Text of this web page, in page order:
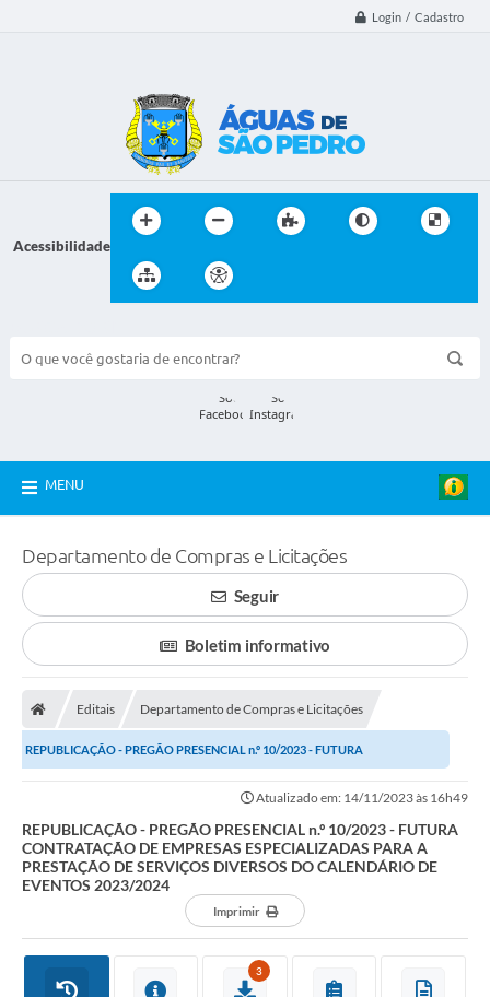
Login / Cadastro
Acessibilidade
MENU
Departamento de Compras e Licitações
Seguir
Boletim informativo
Editais Departamento de Compras e Licitações
REPUBLICAÇÃO - PREGÃO PRESENCIAL n.º 10/2023 - FUTURA
Atualizado em: 14/11/2023 às 16h49
REPUBLICAÇÃO - PREGÃO PRESENCIAL n.º 10/2023 - FUTURA
CONTRATAÇÃO DE EMPRESAS ESPECIALIZADAS PARA A
PRESTAÇÃO DE SERVIÇOS DIVERSOS DO CALENDÁRIO DE
EVENTOS 2023/2024
Imprimir
3